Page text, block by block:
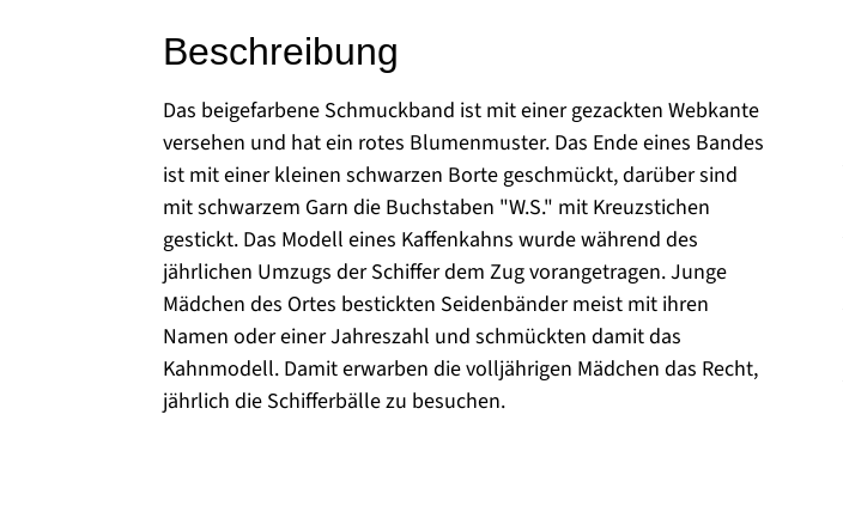
Beschreibung
Das beigefarbene Schmuckband ist mit einer gezackten Webkante
versehen und hat ein rotes Blumenmuster. Das Ende eines Bandes
ist mit einer kleinen schwarzen Borte geschmückt, darüber sind
mit schwarzem Garn die Buchstaben "W.S." mit Kreuzstichen
gestickt. Das Modell eines Kaffenkahns wurde während des
jährlichen Umzugs der Schiffer dem Zug vorangetragen. Junge
Mädchen des Ortes bestickten Seidenbänder meist mit ihren
Namen oder einer Jahreszahl und schmückten damit das
Kahnmodell. Damit erwarben die volljährigen Mädchen das Recht,
jährlich die Schifferbälle zu besuchen.